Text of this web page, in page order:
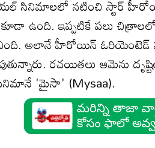
సినిమాలలో నటించి స్టార్ హీరోయిన్‌గా
ఉంది. ఇప్పటికే పలు
అలానే హీరోయిన్‌
రచయితలు ఆమెను
సినిమానే 'మైసా' (Mysaa).